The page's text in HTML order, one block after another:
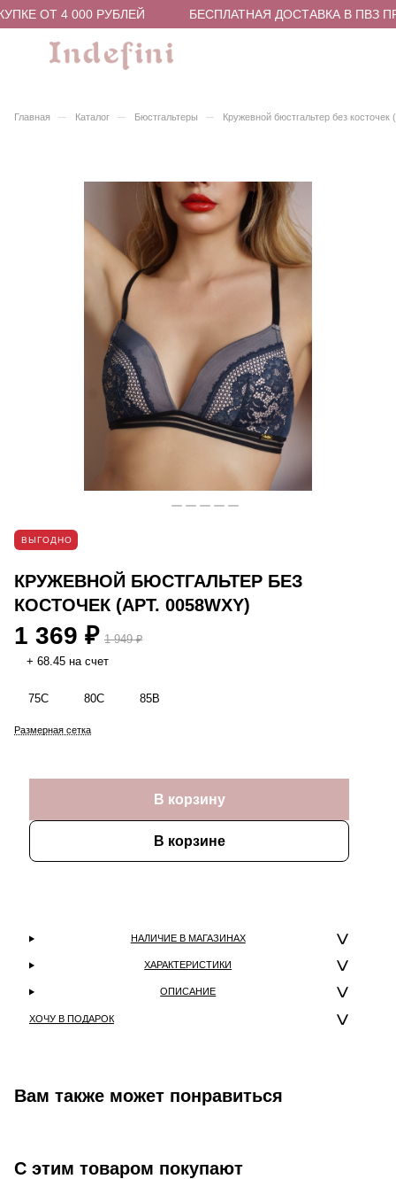
ОТ 4 000 РУБЛЕЙ БЕСПЛАТНАЯ ДОСТАВКА В ПВЗ
Главная – Каталог – Бюстгальтеры – Кружевной бюстгальтер без косточек
ВЫГОДНО
КРУЖЕВНОЙ БЮСТГАЛЬТЕР БЕЗ
КОСТОЧЕК (АРТ. 0058WXY)
1 369 ₽ 1 949 ₽
+ 68.45 на счет
75C 80C 85B
Размерная сетка
В корзину
В корзине
НАЛИЧИЕ В МАГАЗИНАХ
ХАРАКТЕРИСТИКИ
ОПИСАНИЕ
ХОЧУ В ПОДАРОК
Вам также может понравиться
С этим товаром покупают